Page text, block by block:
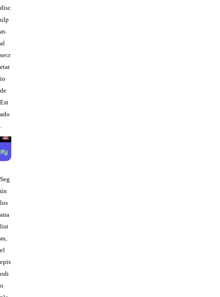
disc
ulp
as
al
secr
etar
io
de
Est
ado
Seg
ún
los
ana
list
as,
el
epis
odi
o